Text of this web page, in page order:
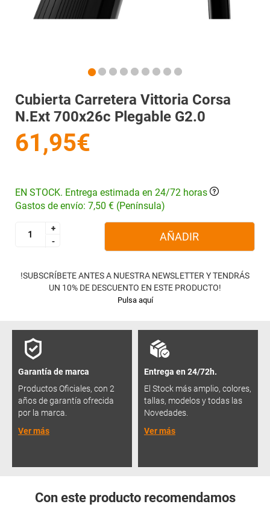
Cubierta Carretera Vittoria Corsa
N.Ext 700x26c Plegable G2.0
61,95€
EN STOCK. Entrega estimada en 24/72 horas
Gastos de envío: 7,50 € (Península)
+
-
+
-
AÑADIR
!SUBSCRÍBETE ANTES A NUESTRA NEWSLETTER Y TENDRÁS
UN 10% DE DESCUENTO EN ESTE PRODUCTO!
Pulsa aquí
Garantía de marca
Productos Oficiales, con 2
años de garantía ofrecida
por la marca.
Ver más
Entrega en 24/72h.
El Stock más amplio, colores,
tallas, modelos y todas las
Novedades.
Ver más
Con este producto recomendamos